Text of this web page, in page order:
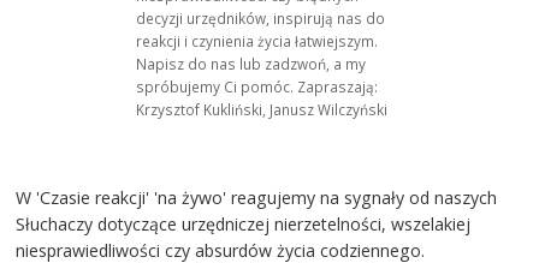
decyzji urzędników, inspirują nas do
reakcji i czynienia życia łatwiejszym.
Napisz do nas lub zadzwoń, a my
spróbujemy Ci pomóc. Zapraszają:
Krzysztof Kukliński, Janusz Wilczyński
W 'Czasie reakcji' 'na żywo' reagujemy na sygnały od naszych
Słuchaczy dotyczące urzędniczej nierzetelności, wszelakiej
niesprawiedliwości czy absurdów życia codziennego.